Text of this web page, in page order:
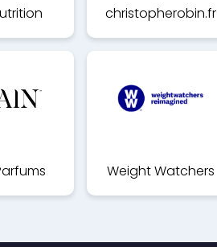
christopherobin.fr
Weight Watchers